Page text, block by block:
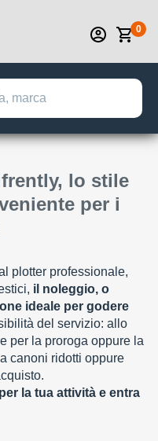
0
lo stile
per i
plotter professionale,
il noleggio, o
ideale per godere
del servizio: allo
per la proroga oppure la
canoni ridotti oppure
la tua attività e entra